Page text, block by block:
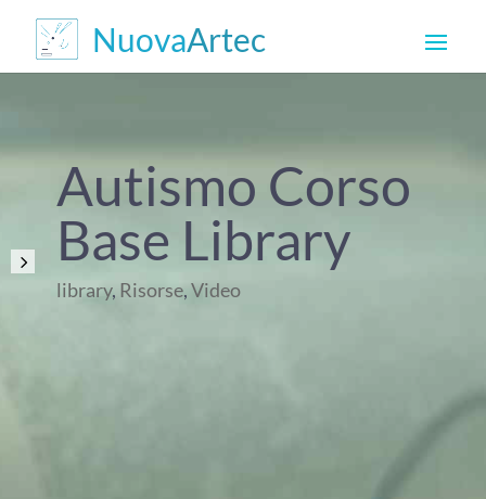
Autismo Corso
Base Library
library, Risorse,Video